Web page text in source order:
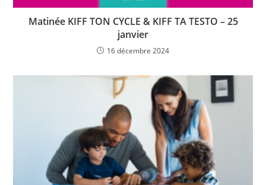
Matinée KIFF TON CYCLE & KIFF TA TESTO – 25
janvier
16 décembre 2024